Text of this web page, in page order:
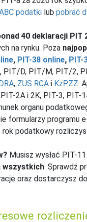
podatki lub pobrać
40 deklaracji PIT
na rynku. Poza
, PIT-38 online, PIT-
, PIT/D, PIT/M, PIT/2,
, ZUS RCA i KzPZZ.
2A i 2K, PIT-3, PIT-
organu
formularzy programu
rok podatkowy
Musisz wysłać PIT-
wszystkich. Sprawdź
oraz dostarczysz